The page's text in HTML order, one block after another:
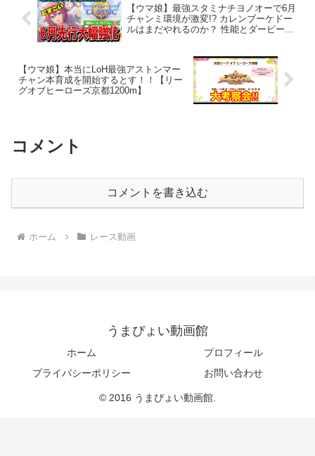
【ウマ娘】最強スタミナチヨノオーで6月
チャンミ環境が激変!? カレンブーケドー
ルはまだやれるのか？ 性能とダービー最
【ウマ娘】本当にLoH最強アストンマー
チャン本育成を開始するとす！！【リー
グオブヒーローズ京都1200m】
コメント
コメントを書き込む
ホーム レース動画
うまぴょい動画館
ホーム
プロフィール
プライバシーポリシー
お問い合わせ
© 2016 うまぴょい動画館.